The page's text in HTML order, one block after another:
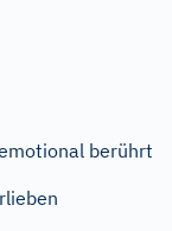
berührt